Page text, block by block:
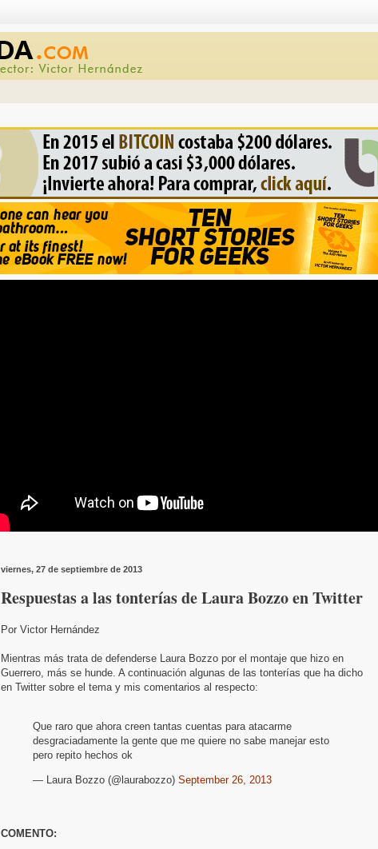
viernes, 27 de septiembre de 2013
Respuestas a las tonterías de Laura Bozzo en Twitter
Por Victor Hernández
Mientras más trata de defenderse Laura Bozzo por el montaje que hizo en
Guerrero, más se hunde. A continuación algunas de las tonterías que ha dicho
en Twitter sobre el tema y mis comentarios al respecto:
Que raro que ahora creen tantas cuentas para atacarme
desgraciadamente la gente que me quiere no sabe manejar esto
pero repito hechos ok
— Laura Bozzo (@laurabozzo) September 26, 2013
COMENTO: